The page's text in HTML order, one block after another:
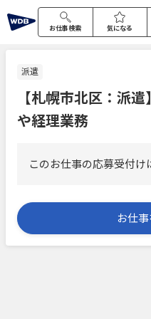
お仕事検索 気になる
派遣
【札幌市北区：派
や経理業務
このお仕事の応募受付け
お仕